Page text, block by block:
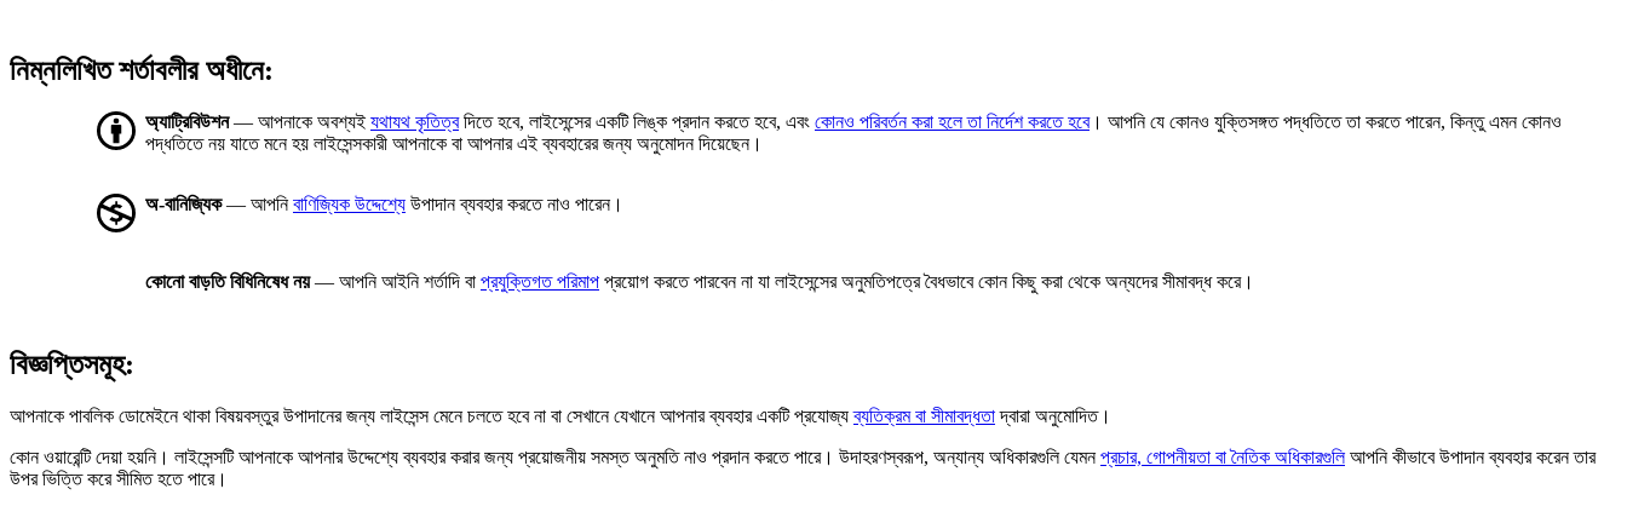
নিম্নলিখিত শর্তাবলীর অধীনে:
অ্যাট্রিবিউশন— আপনাকে অবশ্যই যথাযথ কৃতিত্বদিতে হবে, লাইসেন্সের একটি লিঙ্ক প্রদান করতে হবে, এবং কোনও পরিবর্তন করা হলে তা নির্দেশ করতে হবে। আপনি যে কোনও যুক্তিসঙ্গত পদ্ধতিতে তা করতে পারেন, কিন্তু এমন কোনও
পদ্ধতিতে নয় যাতে মনে হয় লাইসেন্সকারী আপনাকে বা আপনার এই ব্যবহারের জন্য অনুমোদন দিয়েছেন।
অ-বানিজ্যিক— আপনিবাণিজ্যিক উদ্দেশ্যে উপাদান ব্যবহার করতে নাও পারেন।
কোনো বাড়তি বিধিনিষেধ নয়— আপনি আইনি শর্তাদি বা প্রযুক্তিগত পরিমাপ প্রয়োগ করতে পারবেন না যা লাইসেন্সের অনুমতিপত্রে বৈধভাবে কোন কিছু করা থেকে অন্যদের সীমাবদ্ধ করে।
বিজ্ঞপ্তিসমূহ:
আপনাকে পাবলিক ডোমেইনে থাকা বিষয়বস্তুর উপাদানের জন্য লাইসেন্স মেনে চলতে হবে না বা সেখানে যেখানে আপনার ব্যবহার একটি প্রযোজ্যব্যতিক্রম বা সীমাবদ্ধতাদ্বারা অনুমোদিত।
কোন ওয়ারেন্টি দেয়া হয়নি। লাইসেন্সটি আপনাকে আপনার উদ্দেশ্যে ব্যবহার করার জন্য প্রয়োজনীয় সমস্ত অনুমতি নাও প্রদান করতে পারে। উদাহরণস্বরূপ, অন্যান্য অধিকারগুলি যেমনপ্রচার, গোপনীয়তা বা নৈতিক অধিকারগুলিআপনি কীভাবে উপাদান ব্যবহার করেন তার
উপর ভিত্তি করে সীমিত হতে পারে।